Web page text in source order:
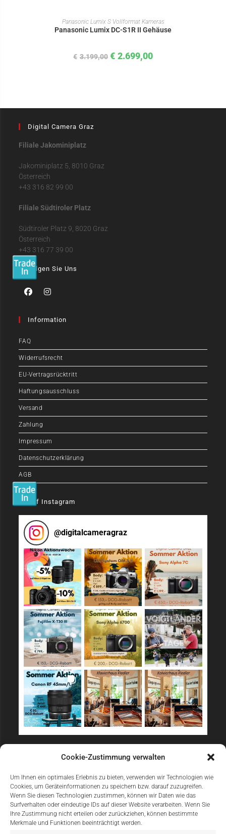
Cookie-Zustimmung verwalten
Um Ihnen ein optimales Erlebnis zu bieten, verwenden wir Technologien wie
Cookies, um Geräteinformationen zu speichern bzw. darauf zuzugreifen.
Wenn Sie diesen Technologien zustimmen, können wir Daten wie das
Surfverhalten oder eindeutige IDs auf dieser Website verarbeiten. Wenn Sie
Ihre Zustimmung nicht erteilen oder zurückziehen, können bestimmte
Merkmale und Funktionen beeinträchtigt werden.
IN DEN WARENKORB
Panasonic Lumix S Vollformat Kameras
Panasonic Lumix DC-S1R II Gehäuse
€ 3.199,00 € 2.699,00
Digital Camera Graz
Filiale Jakominiplatz
Jakominiplatz 5, 8010 Graz
Österreich
+43 316 82 99 00
Filiale Südtiroler Platz
Südtiroler Platz 9, 8020 Graz
Österreich
+43 316 77 39 00
Folgen Sie Uns
Information
FAQ
Widerrufsrecht
EU-Vertragsrücktritt
Haftungsausschluss
Versand
Zahlung
Impressum
Datenschutzerklärung
AGB
Auf Instagram
@digitalcameragraz
Sicher Einkaufen